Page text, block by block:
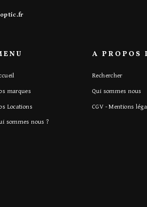
marques
Locations
sommes nous ?
A PROPOS
Rechercher
Qui sommes nous
CGV - Mentions